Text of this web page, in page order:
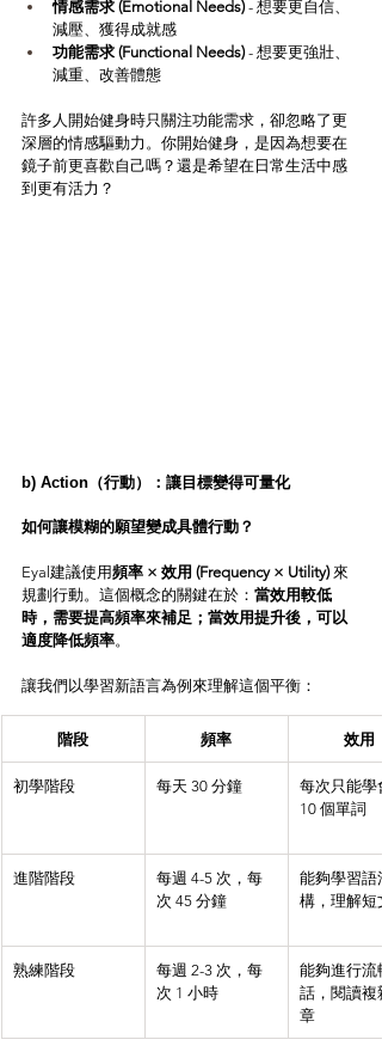
情感需求 (Emotional Needs) - 想要更自信、
減壓、獲得成就感
功能需求 (Functional Needs) - 想要更強壯、
減重、改善體態
許多人開始健身時只關注功能需求，卻忽略了更
深層的情感驅動力。你開始健身，是因為想要在
鏡子前更喜歡自己嗎？還是希望在日常生活中感
到更有活力？
b) Action（行動）：讓目標變得可量化
如何讓模糊的願望變成具體行動？
Eyal建議使用頻率 × 效用 (Frequency × Utility) 來
規劃行動。這個概念的關鍵在於： 當效用較低
時，需要提高頻率來補足；當效用提升後，可以
適度降低頻率。
讓我們以學習新語言為例來理解這個平衡：
階段 頻率 效用
初學階段 每天 30 分鐘
每次只能學
10 個單詞
進階階段
每週 4-5 次，每
次 45 分鐘
能夠學習語
構，理解短
熟練階段
每週 2-3 次，每
次 1 小時
能夠進行流
話，閱讀複
章